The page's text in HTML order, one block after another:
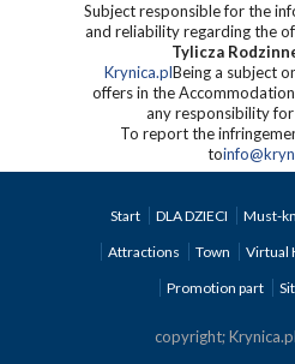
Subject responsible for the
and reliability regarding the
Tylicza
Krynica.plBeing a subject
offers in the
any responsibility
To report the
to
Start DLA DZIECI Must-
Attractions
Town Virtual
Promotion part
copyright;